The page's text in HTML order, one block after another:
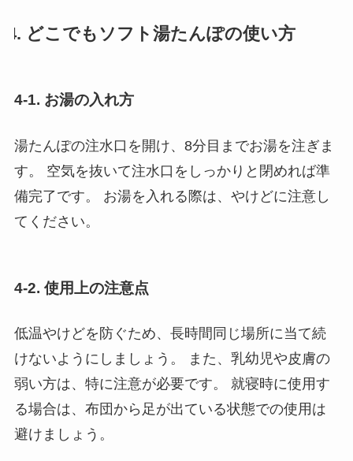
4. どこでもソフト湯たんぽの使い方
4-1. お湯の入れ方
湯たんぽの注水口を開け、8分目までお湯を注ぎま
す。 空気を抜いて注水口をしっかりと閉めれば準
備完了です。 お湯を入れる際は、やけどに注意し
てください。
4-2. 使用上の注意点
低温やけどを防ぐため、長時間同じ場所に当て続
けないようにしましょう。 また、乳幼児や皮膚の
弱い方は、特に注意が必要です。 就寝時に使用す
る場合は、布団から足が出ている状態での使用は
避けましょう。